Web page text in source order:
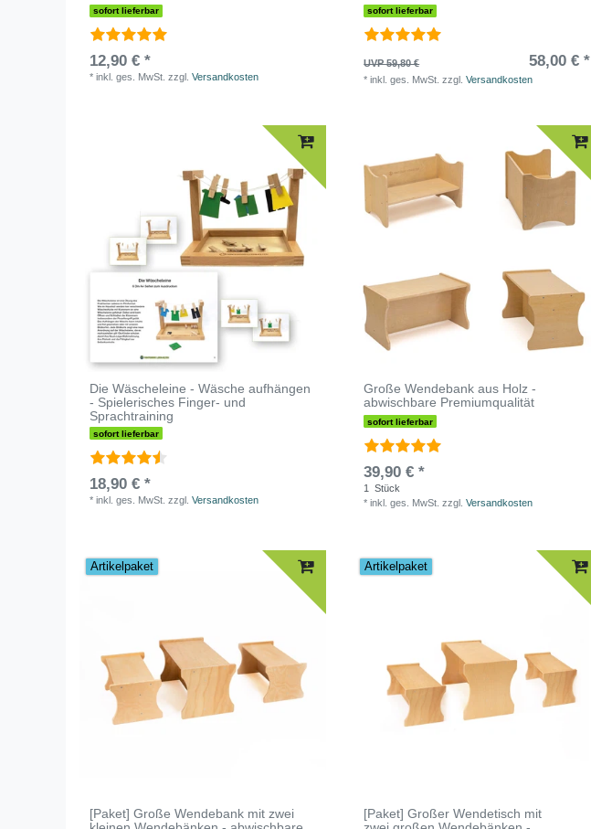
sofort lieferbar
12,90 € *
*inkl. ges. MwSt. zzgl.Versandkosten
sofort lieferbar
UVP 59,80 € 58,00 € *
*inkl. ges. MwSt. zzgl.Versandkosten
Die Wäscheleine - Wäsche aufhängen
- Spielerisches Finger- und
Sprachtraining
sofort lieferbar
18,90 € *
*inkl. ges. MwSt. zzgl.Versandkosten
Große Wendebank aus Holz -
abwischbare Premiumqualität
sofort lieferbar
39,90 € *
1
Stück
*inkl. ges. MwSt. zzgl.Versandkosten
Artikelpaket
[Paket] Große Wendebank mit zwei
Artikelpaket
[Paket] Großer Wendetisch mit